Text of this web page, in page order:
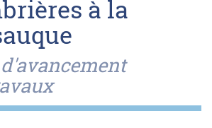
à la